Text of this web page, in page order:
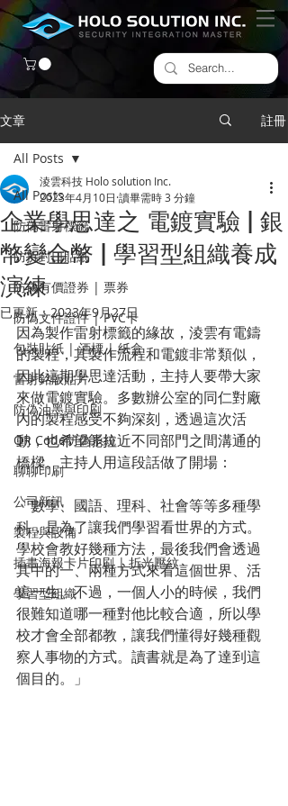
文章 註冊
All Posts
防偽雷射標籤
​防拆封口貼紙
防偽有價證券 | 票券
防偽文件證件 | PVC卡
包裝貼紙 | 酒標 | 紙盒
雷射銘版貼片
防偽油墨與印刷
QR Code防偽系統
聊聊印刷
公司新訊
製程與設備
插畫海報卡片印刷 | 折光壓紋
學習型組織
All Posts
企業學思達之 電鍍實驗 | 銀
幣變金幣 | 學習型組織養成
演練
淩雲科技 Holo solution Inc.
2023年4月10日 讀畢需時 3 分鐘
已更新：2023年9月27日
因為製作雷射標籤的緣故，淩雲有電鑄
的製程，其製作流程和電鍍非常類似，
因此這期學思達活動，主持人要帶大家
來做電鍍實驗。多數辦公室的同仁對廠
內的製程感受不夠深刻，透過這次活
動，也希望能拉近不同部門之間溝通的
橋樑。主持人用這段話做了開場：
「數學、國語、理科、社會等等多種學
科，是為了讓我們學習看世界的方式。
學校會教好幾種方法，最後我們會透過
其中的一、兩種方式來看這個世界、活
這一生。不過，一個人小的時候，我們
很難知道哪一種對他比較合適，所以學
校才會全部都教，讓我們懂得好幾種觀
察人事物的方式。讀書就是為了達到這
個目的。」